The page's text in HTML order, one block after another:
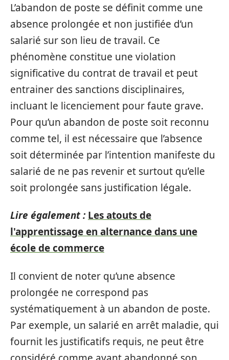
L’abandon de poste se définit comme une
absence prolongée et non justifiée d’un
salarié sur son lieu de travail. Ce
phénomène constitue une violation
significative du contrat de travail et peut
entrainer des sanctions disciplinaires,
incluant le licenciement pour faute grave.
Pour qu’un abandon de poste soit reconnu
comme tel, il est nécessaire que l’absence
soit déterminée par l’intention manifeste du
salarié de ne pas revenir et surtout qu’elle
soit prolongée sans justification légale.
Lire également : Les atouts de
l'apprentissage en alternance dans une
école de commerce
Il convient de noter qu’une absence
prolongée ne correspond pas
systématiquement à un abandon de poste.
Par exemple, un salarié en arrêt maladie, qui
fournit les justificatifs requis, ne peut être